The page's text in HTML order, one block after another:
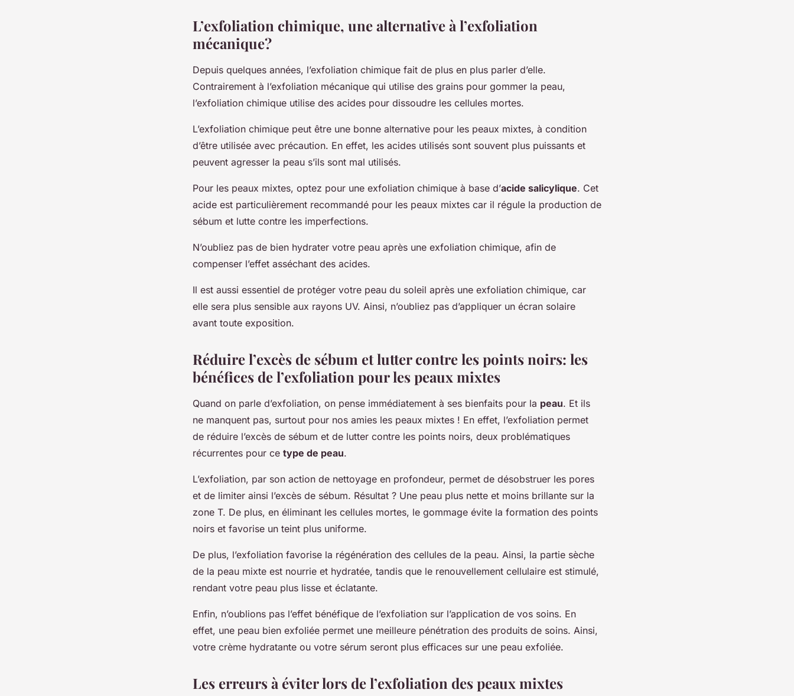
L’exfoliation chimique, une alternative à l’exfoliation
mécanique?
Depuis quelques années, l’exfoliation chimique fait de plus en plus parler d’elle.
Contrairement à l’exfoliation mécanique qui utilise des grains pour gommer la peau,
l’exfoliation chimique utilise des acides pour dissoudre les cellules mortes.
L’exfoliation chimique peut être une bonne alternative pour les peaux mixtes, à condition
d’être utilisée avec précaution. En effet, les acides utilisés sont souvent plus puissants et
peuvent agresser la peau s’ils sont mal utilisés.
Pour les peaux mixtes, optez pour une exfoliation chimique à base d’acide salicylique. Cet
acide est particulièrement recommandé pour les peaux mixtes car il régule la production de
sébum et lutte contre les imperfections.
N’oubliez pas de bien hydrater votre peau après une exfoliation chimique, afin de
compenser l’effet asséchant des acides.
Il est aussi essentiel de protéger votre peau du soleil après une exfoliation chimique, car
elle sera plus sensible aux rayons UV. Ainsi, n’oubliez pas d’appliquer un écran solaire
avant toute exposition.
Réduire l’excès de sébum et lutter contre les points noirs: les
bénéfices de l’exfoliation pour les peaux mixtes
Quand on parle d’exfoliation, on pense immédiatement à ses bienfaits pour la peau. Et ils
ne manquent pas, surtout pour nos amies les peaux mixtes ! En effet, l’exfoliation permet
de réduire l’excès de sébum et de lutter contre les points noirs, deux problématiques
récurrentes pour ce type de peau.
L’exfoliation, par son action de nettoyage en profondeur, permet de désobstruer les pores
et de limiter ainsi l’excès de sébum. Résultat ? Une peau plus nette et moins brillante sur la
zone T. De plus, en éliminant les cellules mortes, le gommage évite la formation des points
noirs et favorise un teint plus uniforme.
De plus, l’exfoliation favorise la régénération des cellules de la peau. Ainsi, la partie sèche
de la peau mixte est nourrie et hydratée, tandis que le renouvellement cellulaire est stimulé,
rendant votre peau plus lisse et éclatante.
Enfin, n’oublions pas l’effet bénéfique de l’exfoliation sur l’application de vos soins. En
effet, une peau bien exfoliée permet une meilleure pénétration des produits de soins. Ainsi,
votre crème hydratante ou votre sérum seront plus efficaces sur une peau exfoliée.
Les erreurs à éviter lors de l’exfoliation des peaux mixtes